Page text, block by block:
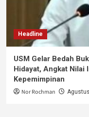
Headline
USM Gelar Bedah
Hidayat, Angkat Nilai
Kepemimpinan
Nor Rochman